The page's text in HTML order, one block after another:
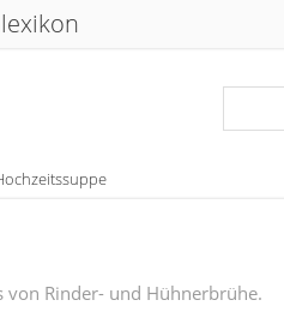
von Rinder- und Hühnerbrühe.